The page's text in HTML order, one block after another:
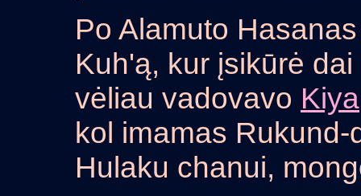
Po Alamuto
Kuh'ą, kur įsikūrė
vėliau vadovavo Kiya
kol imamas
Hulaku chanui,